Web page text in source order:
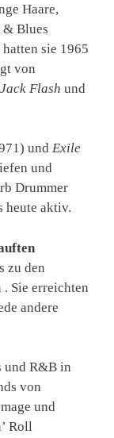
Haare,
& Blues
sie 1965
von
Flash und
und Exile
und
Drummer
heute aktiv.
zu den
Sie erreichten
andere
und R&B in
von
und
Roll